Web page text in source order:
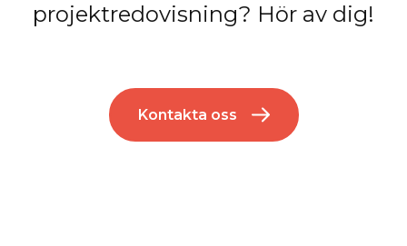
projektredovisning? Hör av dig!
Kontakta oss